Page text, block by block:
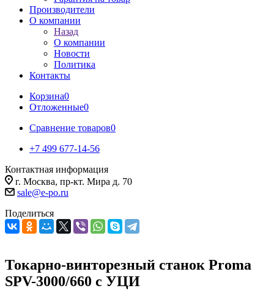
Производители
О компании
Назад
О компании
Новости
Политика
Контакты
Корзина0
Отложенные0
Сравнение товаров0
+7 499 677-14-56
Контактная информация
г. Москва, пр-кт. Мира д. 70
sale@e-po.ru
Поделиться
Токарно-винторезный станок Proma
SPV-3000/660 с УЦИ